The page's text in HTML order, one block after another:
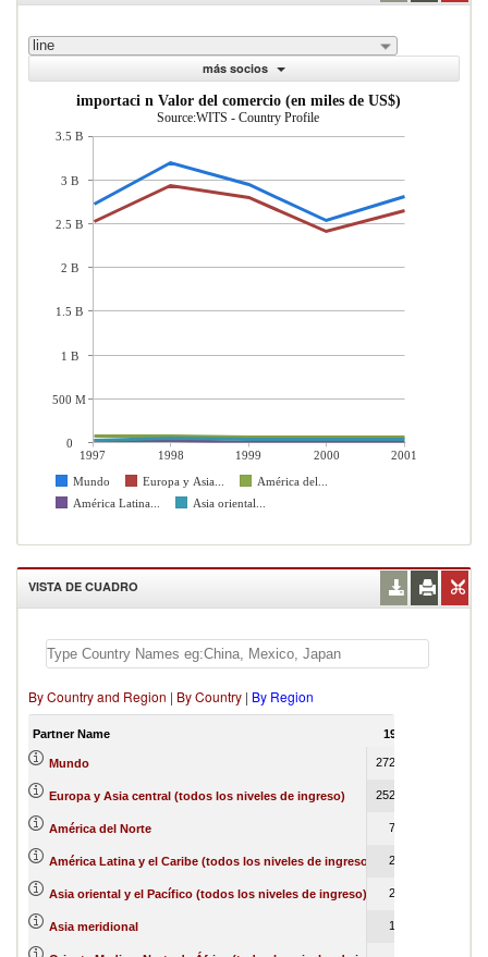
line
más socios
importaci n Valor del comercio (en miles de US$)
Source:WITS - Country Profile
1997 1998 1999 2000
2001
Mundo
Europa y Asia...
América del...
América Latina...
Asia oriental...
3.5 B
3 B
2.5 B
2 B
1.5 B
1 B
500 M
0
VISTA DE CUADRO
By Country and Region | By Country | By Region
Partner Name 1997
Mundo 2720941
Europa y Asia central (todos los niveles de ingreso) 2520719
América del Norte 72502
América Latina y el Caribe (todos los niveles de ingreso) 28941
Asia oriental y el Pacífico (todos los niveles de ingreso) 24429
Asia meridional 12824